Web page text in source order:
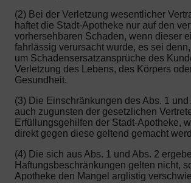
(2) Bei der Verletzung wesentlicher
haftet die Stadt-Apotheke nur auf den
vorhersehbaren Schaden, wenn dieser
fahrlässig verursacht wurde, es sei
um Schadensersatzansprüche des
Verletzung des Lebens, des Körpers
Gesundheit.
(3) Die Einschränkungen des Abs. 1 und
auch zugunsten der gesetzlichen
Erfüllungsgehilfen der Stadt-Apotheke,
direkt gegen diese geltend gemacht
(4) Die sich aus Abs. 1 und Abs. 2
Haftungsbeschränkungen gelten nicht,
Apotheke den Mangel arglistig